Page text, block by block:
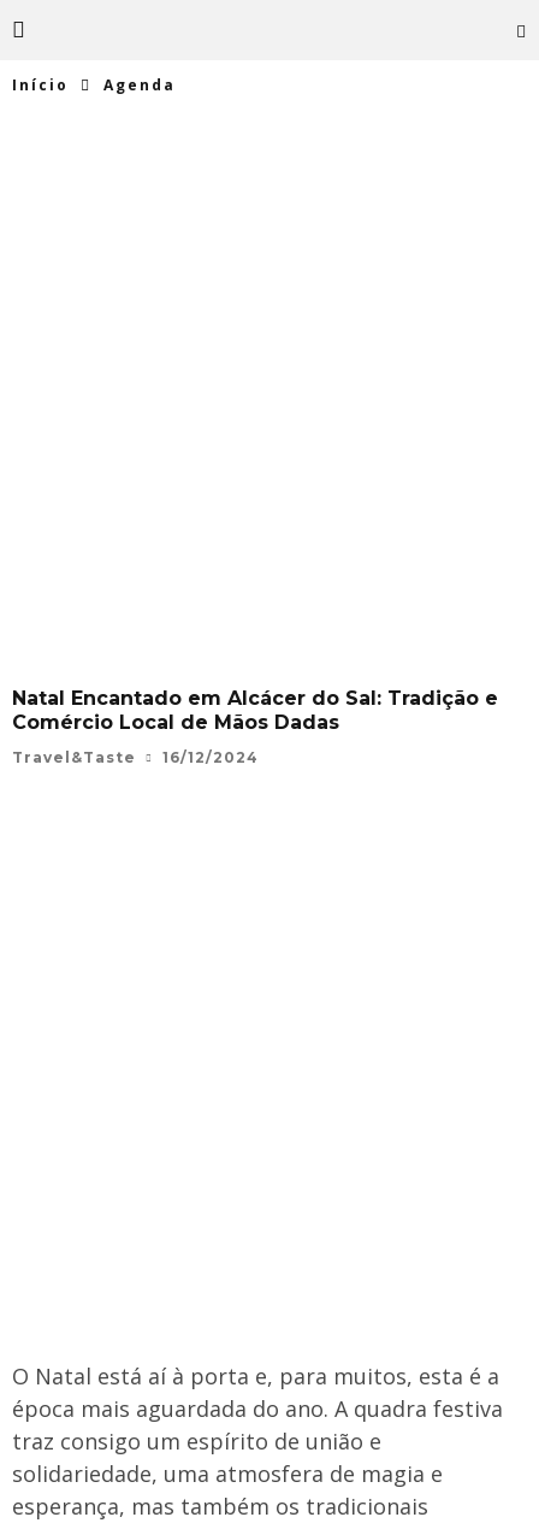
Início Agenda
Natal Encantado em Alcácer do Sal: Tradição e
Comércio Local de Mãos Dadas
Travel&Taste 16/12/2024
O Natal está aí à porta e, para muitos, esta é a
época mais aguardada do ano. A quadra festiva
traz consigo um espírito de união e
solidariedade, uma atmosfera de magia e
esperança, mas também os tradicionais